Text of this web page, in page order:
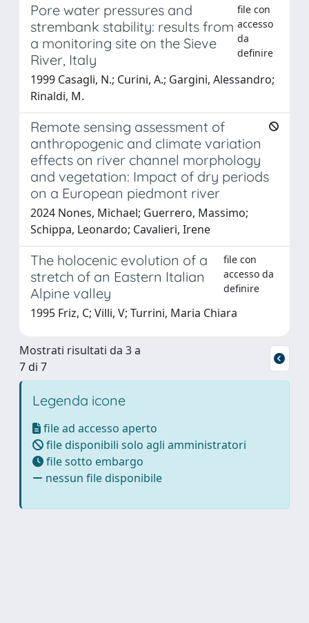
Pore water pressures and
strembank stability: results from
a monitoring site on the Sieve
River, Italy
file con
accesso
da
definire
1999 Casagli, N.; Curini, A.; Gargini, Alessandro;
Rinaldi, M.
Remote sensing assessment of
anthropogenic and climate variation
effects on river channel morphology
and vegetation: Impact of dry periods
on a European piedmont river
2024 Nones, Michael; Guerrero, Massimo;
Schippa, Leonardo; Cavalieri, Irene
The holocenic evolution of a
stretch of an Eastern Italian
Alpine valley
file con
accesso da
definire
1995 Friz, C; Villi, V; Turrini, Maria Chiara
Mostrati risultati da 3 a
7 di 7
Legenda icone
file ad accesso aperto
file disponibili solo agli amministratori
file sotto embargo
nessun file disponibile